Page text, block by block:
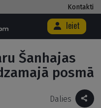
Kontakti
Ieiet
izcīna uzvaru Šanhajas
Šanhajas
posmā
Dalies